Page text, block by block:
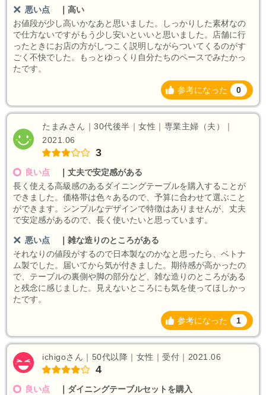
悪い点
高い
お値段が少し高いかなあと思いました。しっかりした素材なの
で仕方ないですがもう少し安いといいと思いました。店舗に行
ったときにお店の方がしつこく説明しながらついてくるのがす
ごく不快でした。もっとゆっくり自分たちのペースでみたかっ
たです。
参考になった 0
たまみさん｜30代後半｜女性｜専業主婦（夫）｜
2021.06
3
良い点
丈夫で安定感がある
長く使える高級感のあるダイニングテーブルを購入することが
できました。価格帯は色々あるので、予算に合わせて選ぶこと
ができます。シンプルなデザインで特徴はありませんが、丈夫
で安定感があるので、長く使いたいと思っています。
悪い点
雑な造りのところがある
それなりの値段がするので日本製なのかなと思ったら、ベトナ
ム製でした。届いてから気が付きました。期待感が高かったの
で、テーブルの裏側や脚の部分など、雑な造りのところがある
と残念に感じました。見えないところにも気を使ってほしかっ
たです。
参考になった 1
ichigoさん｜50代以降｜女性｜受付｜2021.06
4
良い点
ダイニングテーブルセットを購入